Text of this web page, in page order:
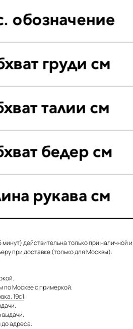
действительна только при наличной и
при доставке (только для Москвы).
по Москве с примеркой.
19с1.
выдачи.
адреса.